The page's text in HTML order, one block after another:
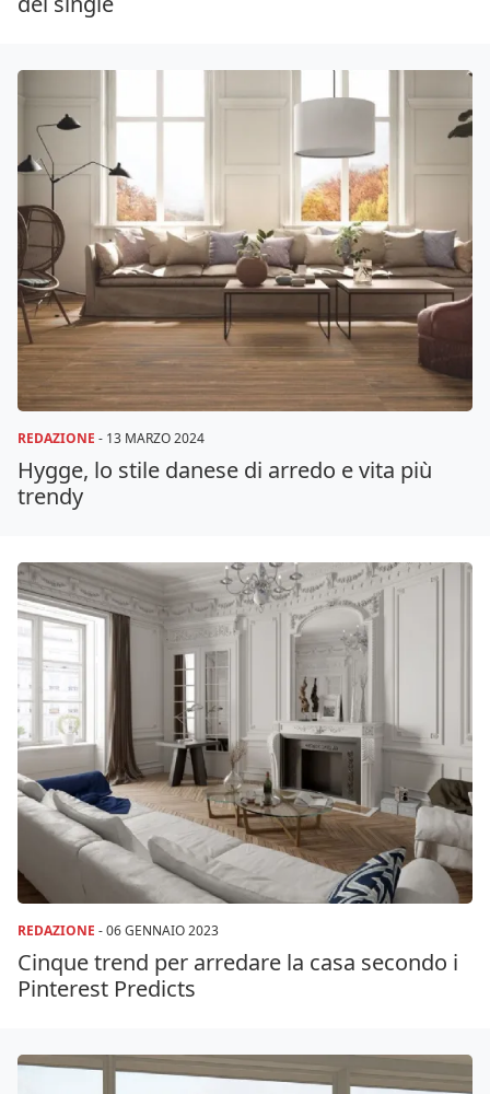
REDAZIONE - 13 MARZO 2024
Hygge, lo stile danese di arredo e vita più
trendy
REDAZIONE -06 GENNAIO 2023
Cinque trend per arredare la casa secondo i
Pinterest Predicts